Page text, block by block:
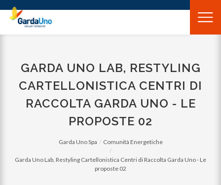
Gardauno
Spa
GARDA UNO LAB, RESTYLING
CARTELLONISTICA CENTRI DI
RACCOLTA GARDA UNO - LE
PROPOSTE 02
Garda Uno Spa Comunità Energetiche
Garda Uno Lab, Restyling Cartellonistica Centri di Raccolta Garda Uno - Le
proposte 02